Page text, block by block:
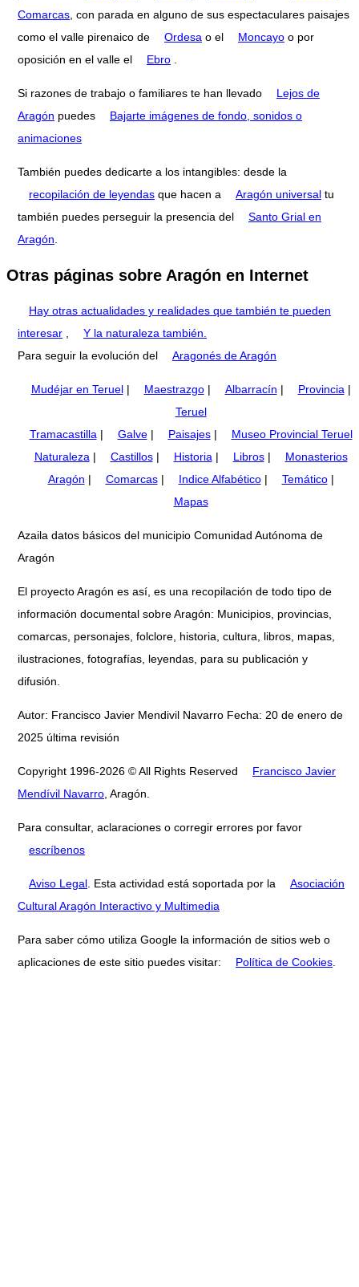
Comarcas , con parada en alguno de sus espectaculares paisajes
como el valle pirenaico de
Ordesa o el Moncayo o por
oposición en el valle el
Ebro
Si razones de trabajo o familiares te han llevado
Lejos de
Aragón puedes
Bajarte imágenes de fondo, sonidos o
animaciones
También puedes dedicarte a los intangibles: desde la
recopilación de leyendas que hacen a Aragón universal tu
también puedes perseguir la presencia del
Santo Grial en
Aragón
Otras páginas sobre Aragón en Internet
Hay otras actualidades y realidades que también te pueden
interesar ,
Y la naturaleza también.
Para seguir la evolución del
Aragonés de Aragón
Mudéjar en Teruel| Maestrazgo| Albarracín | Provincia|
Teruel
Tramacastilla| Galve| Paisajes|
Museo Provincial Teruel
Naturaleza| Castillos| Historia| Libros|
Monasterios
Aragón | Comarcas| Indice Alfabético| Temático|
Mapas
Azaila datos básicos del municipio Comunidad Autónoma de
Aragón
El proyecto Aragón es así, es una recopilación de todo tipo de
información documental sobre Aragón: Municipios, provincias,
comarcas, personajes, folclore, historia, cultura, libros, mapas,
ilustraciones, fotografías, leyendas, para su publicación y
difusión.
Autor: Francisco Javier Mendivil Navarro Fecha: 20 de enero de
2025 última revisión
Copyright 1996-2026 © All Rights Reserved
Francisco Javier
Mendívil Navarro, Aragón.
Para consultar, aclaraciones o corregir errores por favor
escríbenos
Aviso Legal. Esta actividad está soportada por la
Asociación
Cultural Aragón Interactivo y Multimedia
Para saber cómo utiliza Google la información de sitios web o
aplicaciones de este sitio puedes visitar:
Política de Cookies.